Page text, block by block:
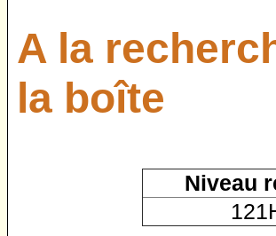
A la
la boîte
Niveau